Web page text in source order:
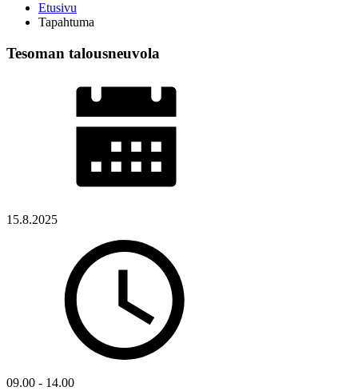
Etusivu
Tapahtuma
Tesoman talousneuvola
15.8.2025
09.00 - 14.00